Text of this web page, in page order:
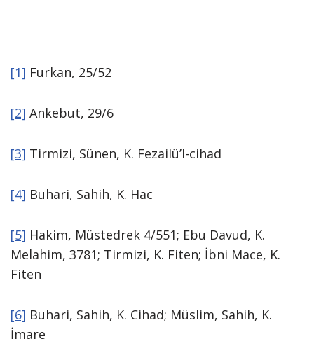
[1] Furkan, 25/52
[2] Ankebut, 29/6
[3] Tirmizi, Sünen, K. Fezailü’l-cihad
[4] Buhari, Sahih, K. Hac
[5] Hakim, Müstedrek 4/551; Ebu Davud, K.
Melahim, 3781; Tirmizi, K. Fiten; İbni Mace, K.
Fiten
[6] Buhari, Sahih, K. Cihad; Müslim, Sahih, K.
İmare